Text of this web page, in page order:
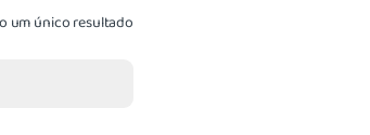
um único resultado